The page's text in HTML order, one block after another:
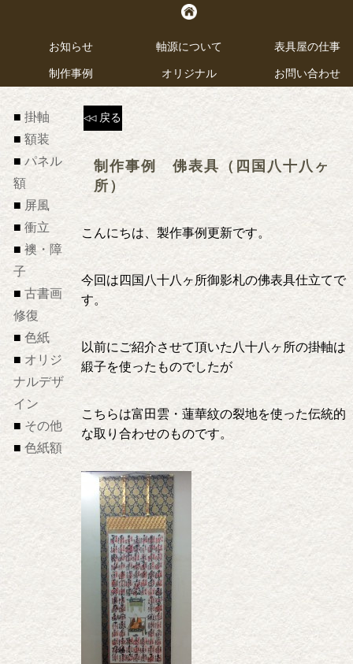
お知らせ 軸源について 表具屋の仕事
制作事例 オリジナル お問い合わせ
お知らせ 軸源について 表具屋の仕事
制作事例 オリジナル お問い合わせ
掛軸
額装
パネル
額
屏風
衝立
襖・障
子
古書画
修復
色紙
オリジ
ナルデザ
イン
その他
色紙額
◁◁戻る
制作事例 佛表具（四国八十八ヶ
所）
こんにちは、製作事例更新です。
今回は四国八十八ヶ所御影札の佛表具仕立てで
す。
以前にご紹介させて頂いた八十八ヶ所の掛軸は
緞子を使ったものでしたが
こちらは富田雲・蓮華紋の裂地を使った伝統的
な取り合わせのものです。